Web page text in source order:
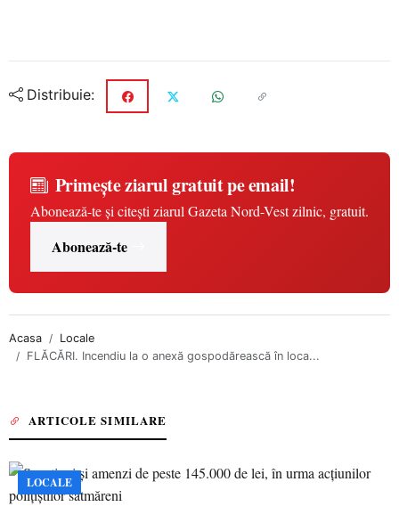
Distribuie:
Primește ziarul gratuit pe email!
Abonează-te și citești ziarul Gazeta Nord-Vest zilnic, gratuit.
Abonează-te
Acasa
Locale
FLĂCĂRI. Incendiu la o anexă gospodărească în loca...
ARTICOLE SIMILARE
LOCALE